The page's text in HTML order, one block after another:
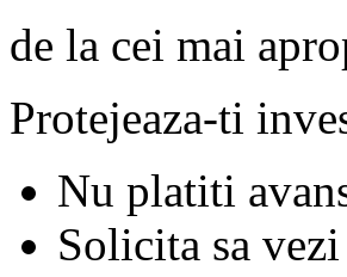
de la cei mai
Protejeaza-ti
Nu platiti
Solicita sa